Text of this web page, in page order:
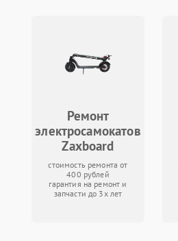
Ремонт
электросамокатов
Zaxboard
стоимость ремонта от
400 рублей
гарантия на ремонт и
запчасти до 3х лет